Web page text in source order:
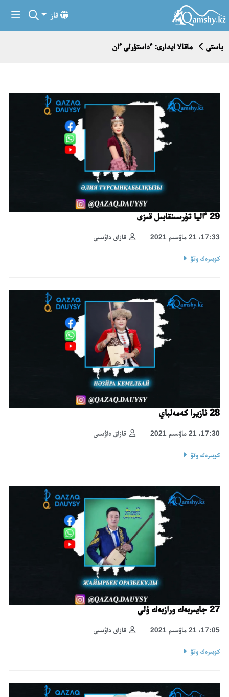
قاز
باستى ماقالا ايدارى: ءداستۇرلى ءان
29 ءاليا تۇرسىنقابىل قىزى
قازاق داۋىسى 17:33، 21 ماۋسىم 2021
كوبىرەك وقۋ
28 نازيرا كەمەلباي
قازاق داۋىسى 17:30، 21 ماۋسىم 2021
كوبىرەك وقۋ
27 جايىربەك ورازبەك ۇلى
قازاق داۋىسى 17:05، 21 ماۋسىم 2021
كوبىرەك وقۋ